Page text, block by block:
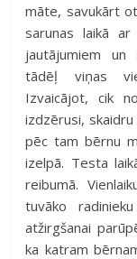
māte, savukārt
sarunas laikā
jautājumiem un
tādēļ viņas
Izvaicājot, cik
izdzērusi,
pēc tam bērnu
izelpā. Testa
reibumā.
tuvāko
atžirgšanai
ka katram